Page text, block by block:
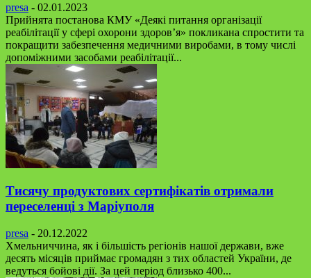
presa - 02.01.2023
Прийнята постанова КМУ «Деякі питання організації
реабілітації у сфері охорони здоровʼя» покликана спростити та
покращити забезпечення медичними виробами, в тому числі
допоміжними засобами реабілітації...
Тисячу продуктових сертифікатів отримали
переселенці з Маріуполя
presa - 20.12.2022
Хмельниччина, як і більшість регіонів нашої держави, вже
десять місяців приймає громадян з тих областей України, де
ведуться бойові дії. За цей період близько 400...